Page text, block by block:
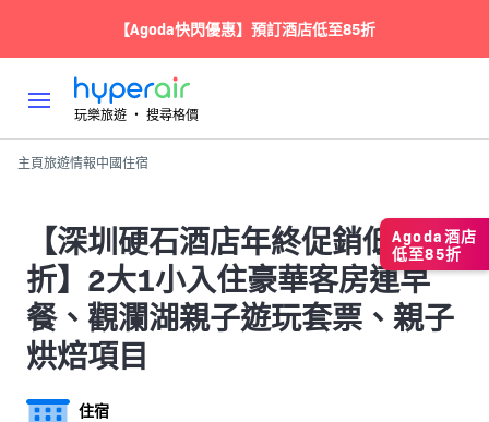
【Agoda快閃優惠】預訂酒店低至85折
玩樂旅遊 ‧ 搜尋格價
主頁旅遊情報中國住宿
【深圳硬石酒店年終促銷低至24
折】2大1小入住豪華客房連早
餐、觀瀾湖親子遊玩套票、親子
烘焙項目
住宿
Agoda酒店
低至85折